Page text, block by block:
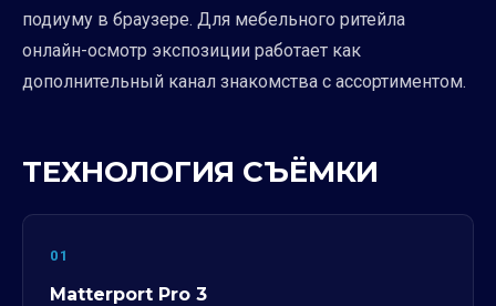
подиуму в браузере. Для мебельного ритейла
онлайн-осмотр экспозиции работает как
дополнительный канал знакомства с ассортиментом.
ТЕХНОЛОГИЯ СЪЁМКИ
01
Matterport Pro 3